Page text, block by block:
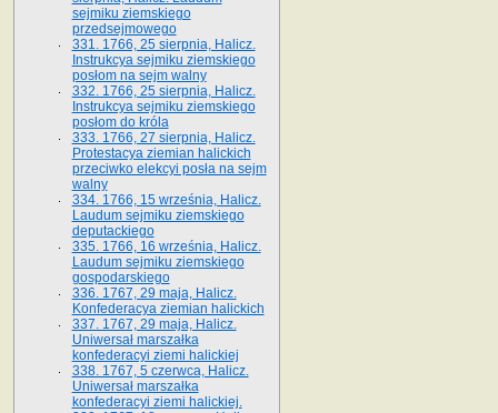
sejmiku ziemskiego
przedsejmowego
331. 1766, 25 sierpnia, Halicz.
Instrukcya sejmiku ziemskiego
posłom na sejm walny
332. 1766, 25 sierpnia, Halicz.
Instrukcya sejmiku ziemskiego
posłom do króla
333. 1766, 27 sierpnia, Halicz.
Protestacya ziemian halickich
przeciwko elekcyi posła na sejm
walny
334. 1766, 15 września, Halicz.
Laudum sejmiku ziemskiego
deputackiego
335. 1766, 16 września, Halicz.
Laudum sejmiku ziemskiego
gospodarskiego
336. 1767, 29 maja, Halicz.
Konfederacya ziemian halickich
337. 1767, 29 maja, Halicz.
Uniwersał marszałka
konfederacyi ziemi halickiej
338. 1767, 5 czerwca, Halicz.
Uniwersał marszałka
konfederacyi ziemi halickiej.